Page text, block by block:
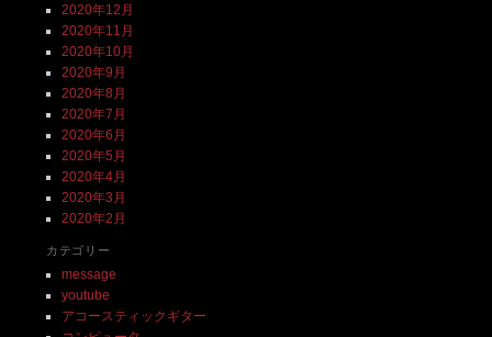
2020年12月
2020年11月
2020年10月
2020年9月
2020年8月
2020年7月
2020年6月
2020年5月
2020年4月
2020年3月
2020年2月
カテゴリー
message
youtube
アコースティックギター